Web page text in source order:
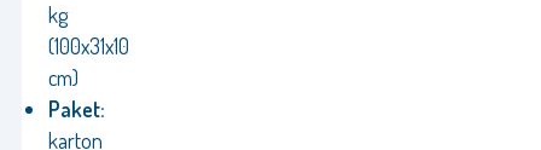
kg
(100x31x10
cm)
Paket:
karton